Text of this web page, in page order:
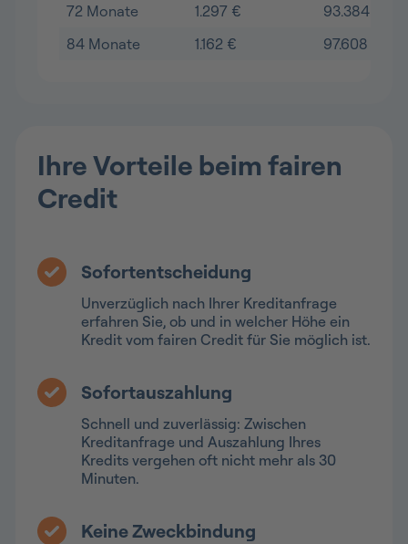
72 Monate 1.297 €
93.384 €
84 Monate
1.162 € 97.608 €
Ihre Vorteile beim fairen
Credit
Sofortentscheidung
Unverzüglich nach Ihrer Kreditanfrage
erfahren Sie, ob und in welcher Höhe ein
Kredit vom fairen Credit für Sie möglich ist.
Sofortauszahlung
Schnell und zuverlässig: Zwischen
Kreditanfrage und Auszahlung Ihres
Kredits vergehen oft nicht mehr als 30
Minuten.
Keine Zweckbindung